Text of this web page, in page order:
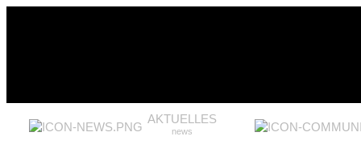
AKTUELLES
news